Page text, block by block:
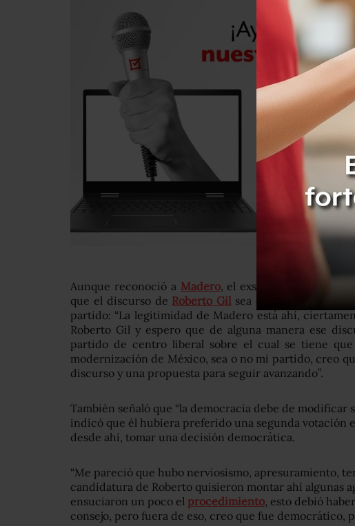
Aunque reconoció a Madero, el exsecretario de
que el discurso de Roberto Gil sea el que defina al
partido: “La legitimidad de Madero está ahí,
Roberto Gil y espero que de alguna manera ese
partido de centro liberal sobre el cual se tiene
modernización de México, sea o no mi partido, creo
discurso y una propuesta para seguir avanzando”.
También señaló que “la democracia debe de modificar
indicó que él hubiera preferido una segunda votación
desde ahí, tomar una decisión democrática.
“Me pareció que hubo nerviosismo, apresuramiento,
candidatura de Roberto quisieron montar ahí algunas
ensuciaron un poco el procedimiento, esto debió
consejo, pero fuera de eso, creo que fue democrático,